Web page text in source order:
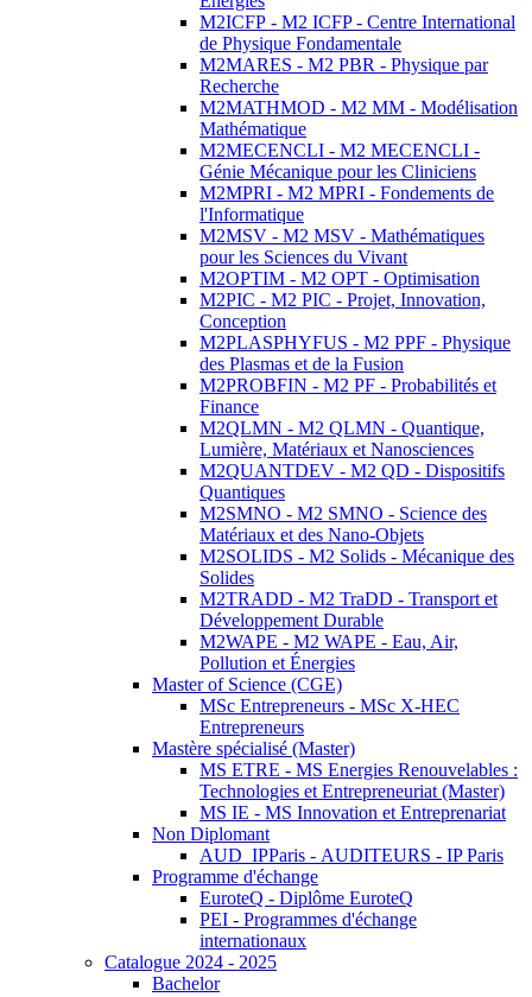
M2ICFP - M2 ICFP - Centre International
de Physique Fondamentale
M2MARES - M2 PBR - Physique par
Recherche
M2MATHMOD - M2 MM - Modélisation
Mathématique
M2MECENCLI - M2 MECENCLI -
Génie Mécanique pour les Cliniciens
M2MPRI - M2 MPRI - Fondements de
l'Informatique
M2MSV - M2 MSV - Mathématiques
pour les Sciences du Vivant
M2OPTIM - M2 OPT - Optimisation
M2PIC - M2 PIC - Projet, Innovation,
Conception
M2PLASPHYFUS - M2 PPF - Physique
des Plasmas et de la Fusion
M2PROBFIN - M2 PF - Probabilités et
Finance
M2QLMN - M2 QLMN - Quantique,
Lumière, Matériaux et Nanosciences
M2QUANTDEV - M2 QD - Dispositifs
Quantiques
M2SMNO - M2 SMNO - Science des
Matériaux et des Nano-Objets
M2SOLIDS - M2 Solids - Mécanique des
Solides
M2TRADD - M2 TraDD - Transport et
Développement Durable
M2WAPE - M2 WAPE - Eau, Air,
Pollution et Énergies
Master of Science (CGE)
MSc Entrepreneurs - MSc X-HEC
Entrepreneurs
Mastère spécialisé (Master)
MS ETRE - MS Energies Renouvelables :
Technologies et Entrepreneuriat (Master)
MS IE - MS Innovation et Entreprenariat
Non Diplomant
AUD_IPParis - AUDITEURS - IP Paris
Programme d'échange
EuroteQ - Diplôme EuroteQ
PEI - Programmes d'échange
internationaux
Catalogue 2024 - 2025
Bachelor